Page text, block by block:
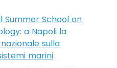
School on
a Napoli la
sulla
marini